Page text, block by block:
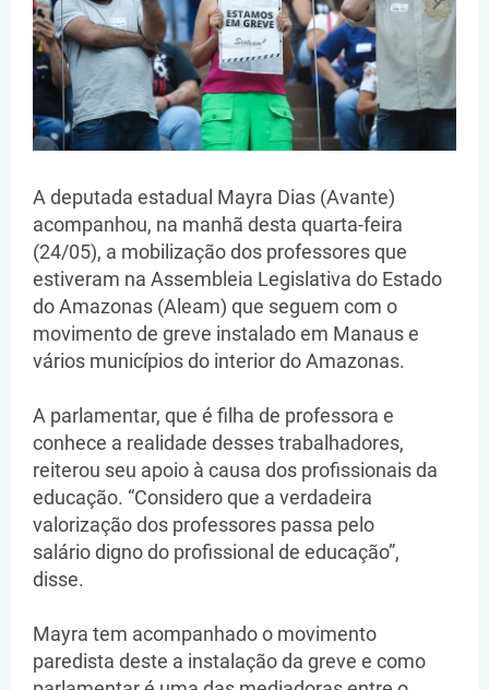
A deputada estadual Mayra Dias (Avante)
acompanhou, na manhã desta quarta-feira
(24/05), a mobilização dos professores que
estiveram na Assembleia Legislativa do Estado
do Amazonas (Aleam) que seguem com o
movimento de greve instalado em Manaus e
vários municípios do interior do Amazonas.
A parlamentar, que é filha de professora e
conhece a realidade desses trabalhadores,
reiterou seu apoio à causa dos profissionais da
educação. “Considero que a verdadeira
valorização dos professores passa pelo
salário digno do profissional de educação”,
disse.
Mayra tem acompanhado o movimento
paredista deste a instalação da greve e como